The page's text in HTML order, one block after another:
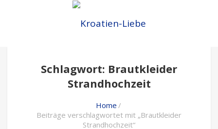
Schlagwort: Brautkleider
Strandhochzeit
Home
Beiträge verschlagwortet mit „Brautkleider
Strandhochzeit“